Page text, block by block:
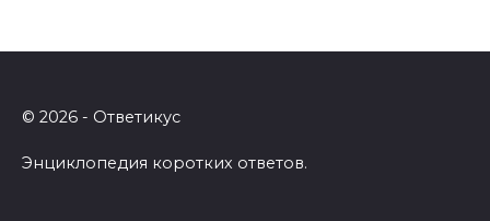
© 2026 - Ответикус
Энциклопедия коротких ответов.